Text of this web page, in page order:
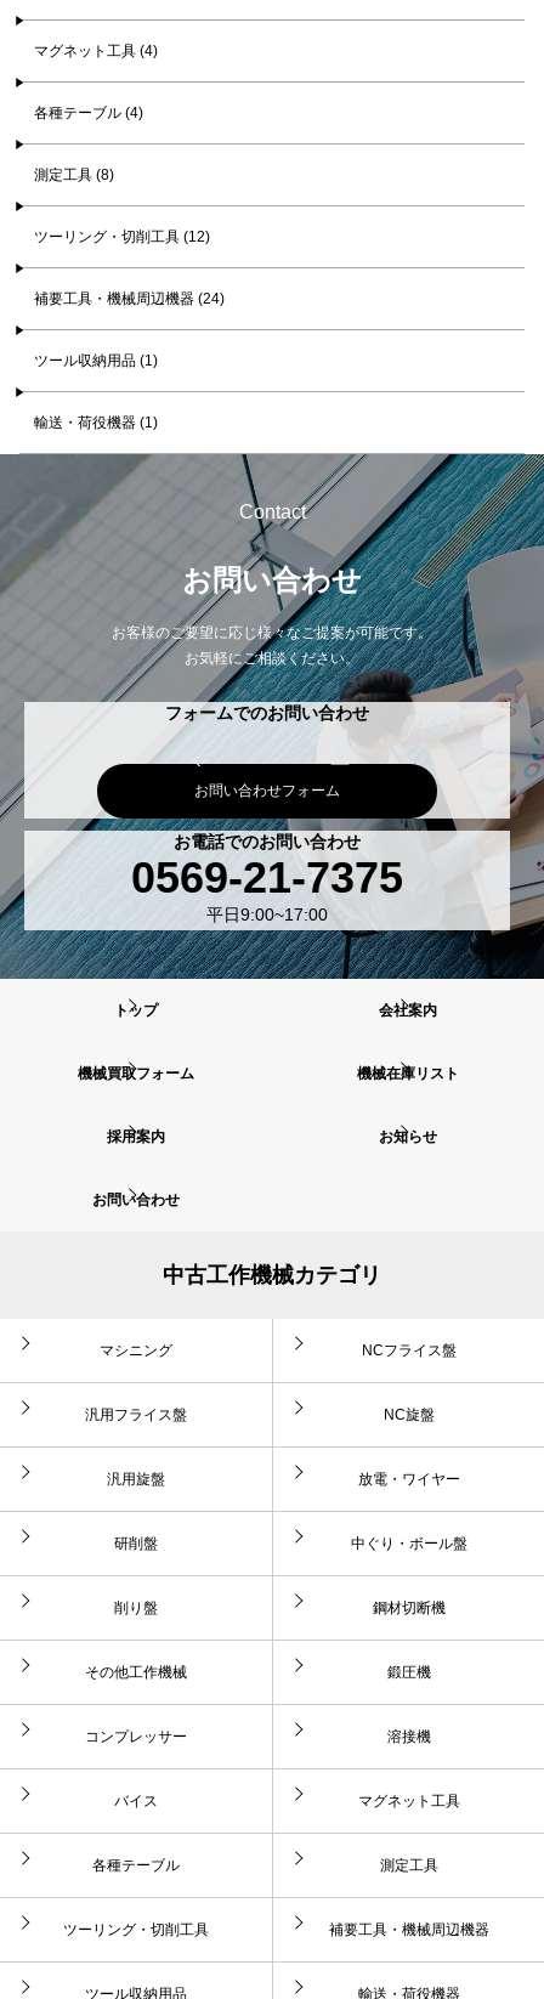
マグネット工具 (4)
各種テーブル (4)
測定工具 (8)
ツーリング・切削工具 (12)
補要工具・機械周辺機器 (24)
ツール収納用品 (1)
輸送・荷役機器 (1)
Contact
お問い合わせ
お客様のご要望に応じ様々なご提案が可能です。
お気軽にご相談ください。
フォームでのお問い合わせ
お問い合わせフォーム
お電話でのお問い合わせ
0569-21-7375
平日9:00~17:00
トップ 会社案内
機械買取フォーム 機械在庫リスト
採用案内 お知らせ
お問い合わせ
中古工作機械カテゴリ
マシニング NCフライス盤
汎用フライス盤 NC旋盤
汎用旋盤 放電・ワイヤー
研削盤 中ぐり・ボール盤
削り盤 鋼材切断機
その他工作機械 鍛圧機
コンプレッサー 溶接機
バイス マグネット工具
各種テーブル 測定工具
ツーリング・切削工具 補要工具・機械周辺機器
ツール収納用品 輸送・荷役機器